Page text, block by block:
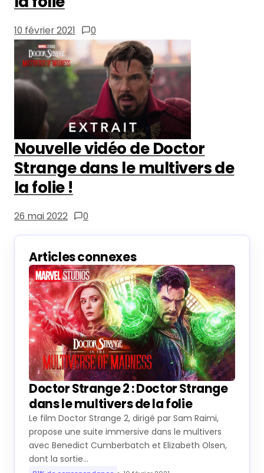
10 février 2021 0
Nouvelle vidéo de Doctor
Strange dans le multivers de
la folie !
26 mai 2022 0
Articles connexes
Doctor Strange 2 : Doctor Strange
dans le multivers de la folie
Le film Doctor Strange 2, dirigé par Sam Raimi,
propose une suite immersive dans le multivers
avec Benedict Cumberbatch et Elizabeth Olsen,
dont la sortie…